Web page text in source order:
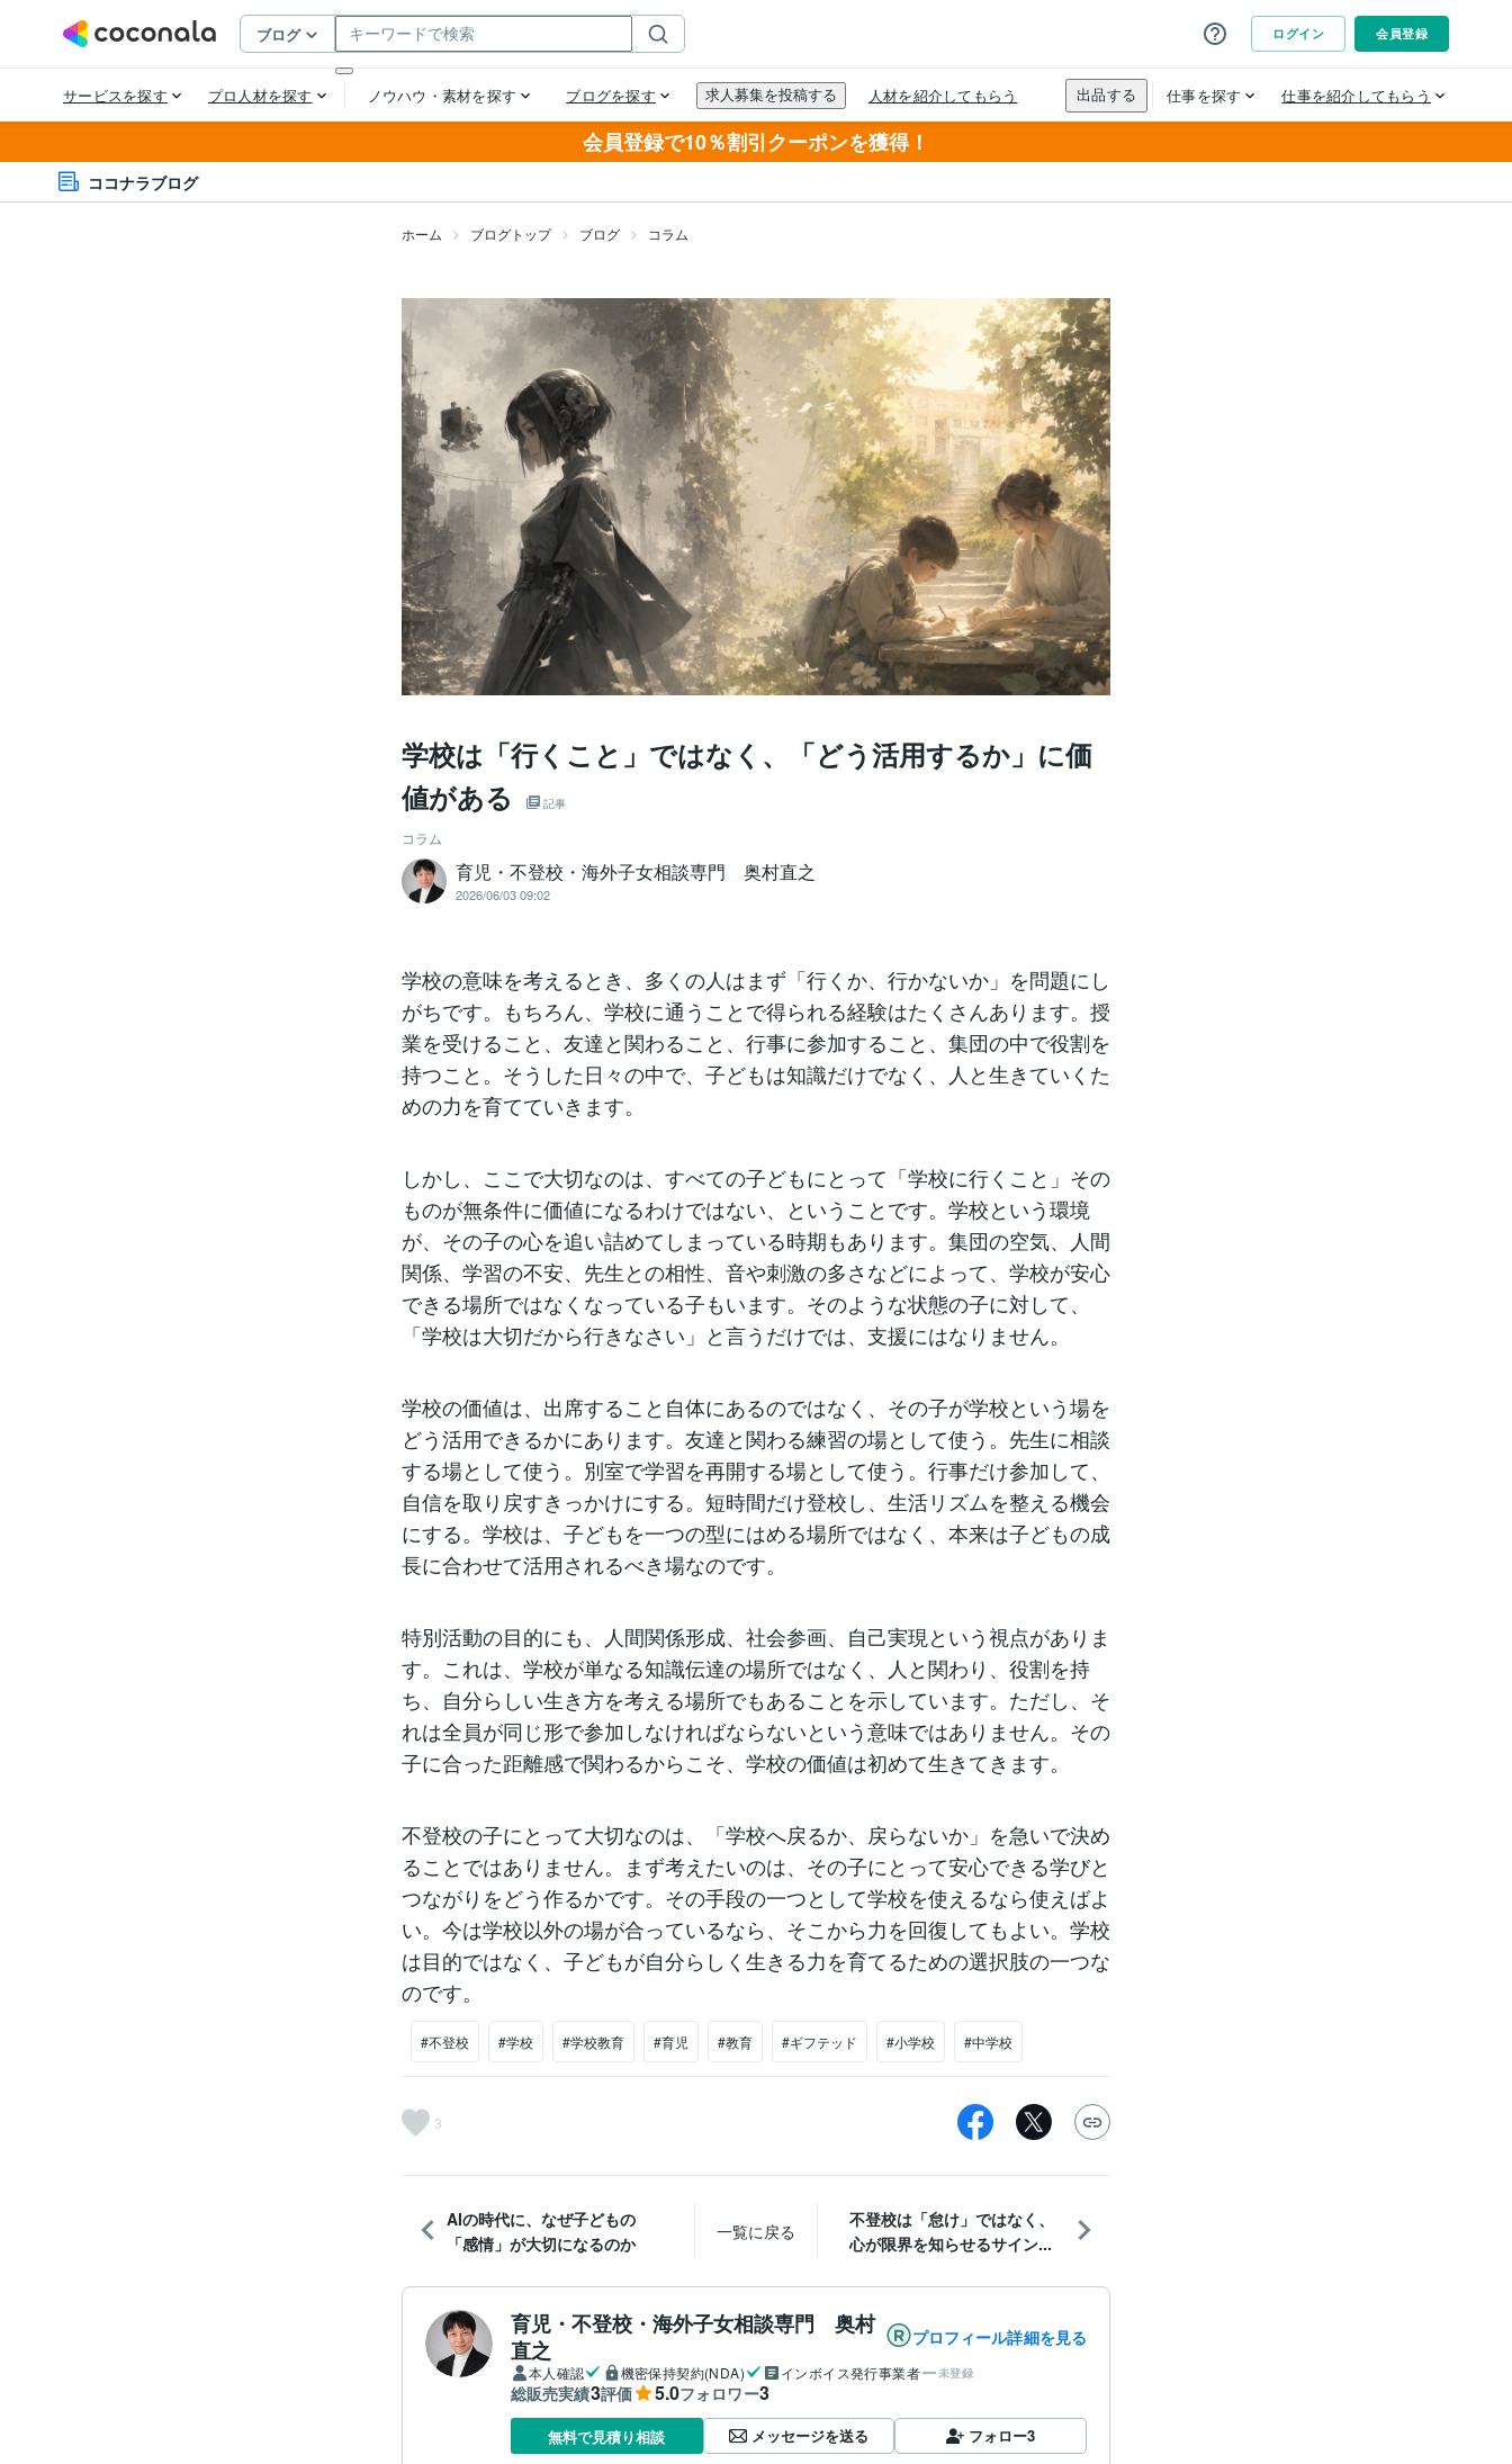
会員登録で10％割引クーポンを獲得！
ココナラブログ
ホーム ブログトップ ブログ コラム
学校は「行くこと」ではなく、「どう活用するか」に価
値がある
記事
コラム
育児・不登校・海外子女相談専門 奥村直之
2026/06/03 09:02
学校の意味を考えるとき、多くの人はまず「行くか、行かないか」を問題にし
がちです。もちろん、学校に通うことで得られる経験はたくさんあります。授
業を受けること、友達と関わること、行事に参加すること、集団の中で役割を
持つこと。そうした日々の中で、子どもは知識だけでなく、人と生きていくた
めの力を育てていきます。
しかし、ここで大切なのは、すべての子どもにとって「学校に行くこと」その
ものが無条件に価値になるわけではない、ということです。学校という環境
が、その子の心を追い詰めてしまっている時期もあります。集団の空気、人間
関係、学習の不安、先生との相性、音や刺激の多さなどによって、学校が安心
できる場所ではなくなっている子もいます。そのような状態の子に対して、
「学校は大切だから行きなさい」と言うだけでは、支援にはなりません。
学校の価値は、出席すること自体にあるのではなく、その子が学校という場を
どう活用できるかにあります。友達と関わる練習の場として使う。先生に相談
する場として使う。別室で学習を再開する場として使う。行事だけ参加して、
自信を取り戻すきっかけにする。短時間だけ登校し、生活リズムを整える機会
にする。学校は、子どもを一つの型にはめる場所ではなく、本来は子どもの成
長に合わせて活用されるべき場なのです。
特別活動の目的にも、人間関係形成、社会参画、自己実現という視点がありま
す。これは、学校が単なる知識伝達の場所ではなく、人と関わり、役割を持
ち、自分らしい生き方を考える場所でもあることを示しています。ただし、そ
れは全員が同じ形で参加しなければならないという意味ではありません。その
子に合った距離感で関わるからこそ、学校の価値は初めて生きてきます。
不登校の子にとって大切なのは、「学校へ戻るか、戻らないか」を急いで決め
ることではありません。まず考えたいのは、その子にとって安心できる学びと
つながりをどう作るかです。その手段の一つとして学校を使えるなら使えばよ
い。今は学校以外の場が合っているなら、そこから力を回復してもよい。学校
は目的ではなく、子どもが自分らしく生きる力を育てるための選択肢の一つな
のです。
#不登校 #学校 #学校教育 #育児 #教育 #ギフテッド #小学校 #中学校
3
AIの時代に、なぜ子どもの
「感情」が大切になるのか
一覧に戻る
不登校は「怠け」ではなく、
心が限界を知らせるサイン...
育児・不登校・海外子女相談専門 奥村
直之
プロフィール詳細を見る
本人確認 機密保持契約(NDA) インボイス発行事業者 未登録
総販売実績3評価 5.0フォロワー3
無料で見積り相談 メッセージを送る フォロー3